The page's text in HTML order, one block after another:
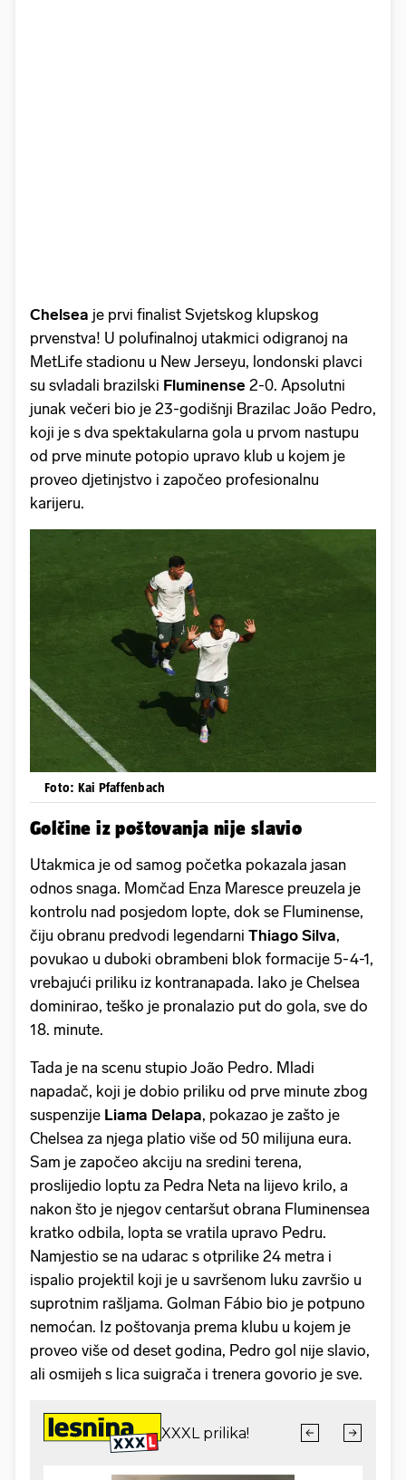
Chelsea je prvi finalist Svjetskog klupskog
prvenstva! U polufinalnoj utakmici odigranoj na
MetLife stadionu u New Jerseyu, londonski plavci
su svladali brazilski Fluminense 2-0. Apsolutni
junak večeri bio je 23-godišnji Brazilac João Pedro,
koji je s dva spektakularna gola u prvom nastupu
od prve minute potopio upravo klub u kojem je
proveo djetinjstvo i započeo profesionalnu
karijeru.
Foto: Kai Pfaffenbach
Golčine iz poštovanja nije slavio
Utakmica je od samog početka pokazala jasan
odnos snaga. Momčad Enza Maresce preuzela je
kontrolu nad posjedom lopte, dok se Fluminense,
čiju obranu predvodi legendarni Thiago Silva,
povukao u duboki obrambeni blok formacije 5-4-1,
vrebajući priliku iz kontranapada. Iako je Chelsea
dominirao, teško je pronalazio put do gola, sve do
18. minute.
Tada je na scenu stupio João Pedro. Mladi
napadač, koji je dobio priliku od prve minute zbog
suspenzije Liama Delapa, pokazao je zašto je
Chelsea za njega platio više od 50 milijuna eura.
Sam je započeo akciju na sredini terena,
proslijedio loptu za Pedra Neta na lijevo krilo, a
nakon što je njegov centaršut obrana Fluminensea
kratko odbila, lopta se vratila upravo Pedru.
Namjestio se na udarac s otprilike 24 metra i
ispalio projektil koji je u savršenom luku završio u
suprotnim rašljama. Golman Fábio bio je potpuno
nemoćan. Iz poštovanja prema klubu u kojem je
proveo više od deset godina, Pedro gol nije slavio,
ali osmijeh s lica suigrača i trenera govorio je sve.